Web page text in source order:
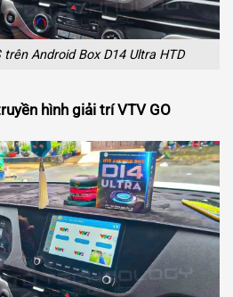
Android Box D14 Ultra HTD
hình giải trí VTV GO